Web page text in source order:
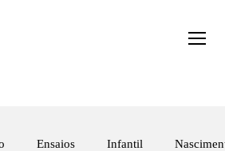
Ensaios Infantil